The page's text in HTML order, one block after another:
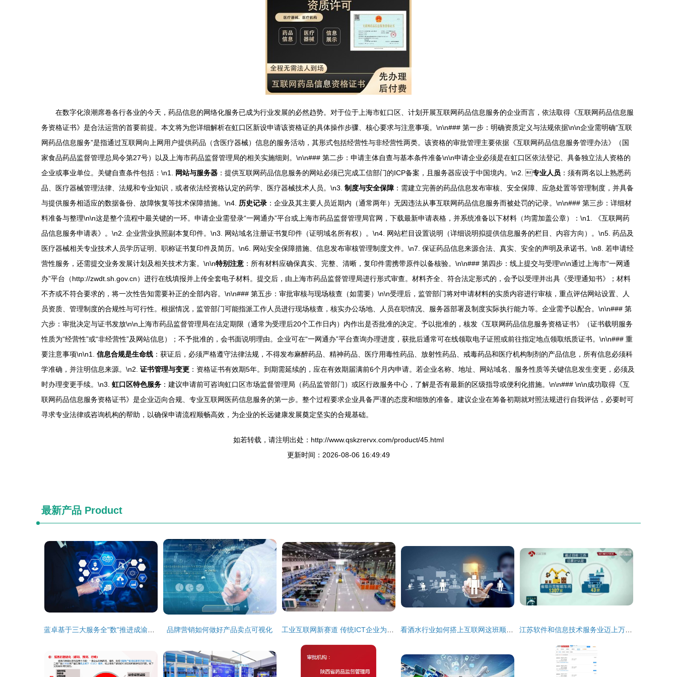
在数字化浪潮席卷各行各业的今天，药品信息的网络化服务已成为行业发展的必然趋势。对于位于上海市虹口区、计划开展互联网药品信息服务的企业而言，依法取得《互联网药品信息服
务资格证书》是合法运营的首要前提。本文将为您详细解析在虹口区新设申请该资格证的具体操作步骤、核心要求与注意事项。\n\n### 第一步：明确资质定义与法规依据\n\n企业需明确“互联
网药品信息服务”是指通过互联网向上网用户提供药品（含医疗器械）信息的服务活动，其形式包括经营性与非经营性两类。该资格的审批管理主要依据《互联网药品信息服务管理办法》（国
家食品药品监督管理总局令第27号）以及上海市药品监督管理局的相关实施细则。\n\n### 第二步：申请主体自查与基本条件准备\n\n申请企业必须是在虹口区依法登记、具备独立法人资格的
企业或事业单位。关键自查条件包括：\n1.
网站与服务器 ：提供互联网药品信息服务的网站必须已完成工信部门的ICP备案，且服务器应设于中国境内。\n2. 专业人员 ：须有两名以上熟悉药
品、医疗器械管理法律、法规和专业知识，或者依法经资格认定的药学、医疗器械技术人员。\n3. 制度与安全保障 ：需建立完善的药品信息发布审核、安全保障、应急处置等管理制度，并具备
与提供服务相适应的数据备份、故障恢复等技术保障措施。\n4. 历史记录 ：企业及其主要人员近期内（通常两年）无因违法从事互联网药品信息服务而被处罚的记录。\n\n### 第三步：详细材
料准备与整理\n\n这是整个流程中最关键的一环。申请企业需登录“一网通办”平台或上海市药品监督管理局官网，下载最新申请表格，并系统准备以下材料（均需加盖公章）：\n1. 《互联网药
品信息服务申请表》。\n2. 企业营业执照副本复印件。\n3. 网站域名注册证书复印件（证明域名所有权）。\n4. 网站栏目设置说明（详细说明拟提供信息服务的栏目、内容方向）。\n5. 药品及
医疗器械相关专业技术人员学历证明、职称证书复印件及简历。\n6. 网站安全保障措施、信息发布审核管理制度文件。\n7. 保证药品信息来源合法、真实、安全的声明及承诺书。\n8. 若申请经
营性服务，还需提交业务发展计划及相关技术方案。\n\n特别注意 ：所有材料应确保真实、完整、清晰，复印件需携带原件以备核验。\n\n### 第四步：线上提交与受理\n\n通过上海市“一网通
办”平台（http://zwdt.sh.gov.cn）进行在线填报并上传全套电子材料。提交后，由上海市药品监督管理局进行形式审查。材料齐全、符合法定形式的，会予以受理并出具《受理通知书》；材料
不齐或不符合要求的，将一次性告知需要补正的全部内容。\n\n### 第五步：审批审核与现场核查（如需要）\n\n受理后，监管部门将对申请材料的实质内容进行审核，重点评估网站设置、人
员资质、管理制度的合规性与可行性。根据情况，监管部门可能指派工作人员进行现场核查，核实办公场地、人员在职情况、服务器部署及制度实际执行能力等。企业需予以配合。\n\n### 第
六步：审批决定与证书发放\n\n上海市药品监督管理局在法定期限（通常为受理后20个工作日内）内作出是否批准的决定。予以批准的，核发《互联网药品信息服务资格证书》（证书载明服务
性质为“经营性”或“非经营性”及网站信息）；不予批准的，会书面说明理由。企业可在“一网通办”平台查询办理进度，获批后通常可在线领取电子证照或前往指定地点领取纸质证书。\n\n### 重
要注意事项\n\n1. 信息合规是生命线 ：获证后，必须严格遵守法律法规，不得发布麻醉药品、精神药品、医疗用毒性药品、放射性药品、戒毒药品和医疗机构制剂的产品信息，所有信息必须科
学准确，并注明信息来源。\n2. 证书管理与变更 ：资格证书有效期5年。到期需延续的，应在有效期届满前6个月内申请。若企业名称、地址、网站域名、服务性质等关键信息发生变更，必须及
时办理变更手续。\n3. 虹口区特色服务 ：建议申请前可咨询虹口区市场监督管理局（药品监管部门）或区行政服务中心，了解是否有最新的区级指导或便利化措施。\n\n### \n\n成功取得《互
联网药品信息服务资格证书》是企业迈向合规、专业互联网医药信息服务的第一步。整个过程要求企业具备严谨的态度和细致的准备。建议企业在筹备初期就对照法规进行自我评估，必要时可
寻求专业法律或咨询机构的帮助，以确保申请流程顺畅高效，为企业的长远健康发展奠定坚实的合规基础。
如若转载，请注明出处：http://www.qskzrervx.com/product/45.html
更新时间：2026-08-06 16:49:49
最新产品 Product
品牌营销如何做好产品卖点可视化